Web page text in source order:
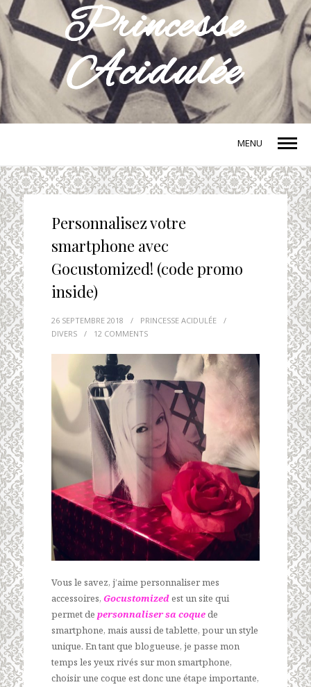
MENU
Personnalisez votre
smartphone avec
Gocustomized! (code promo
inside)
26 SEPTEMBRE 2018 / PRINCESSE ACIDULÉE
/
DIVERS
/ 12 COMMENTS
Vous le savez, j’aime personnaliser mes
accessoires, Gocustomizedest un site qui
permet de personnaliser sa coquede
smartphone, mais aussi de tablette, pour un style
unique. En tant que blogueuse, je passe mon
temps les yeux rivés sur mon smartphone,
choisir une coque est donc une étape importante,